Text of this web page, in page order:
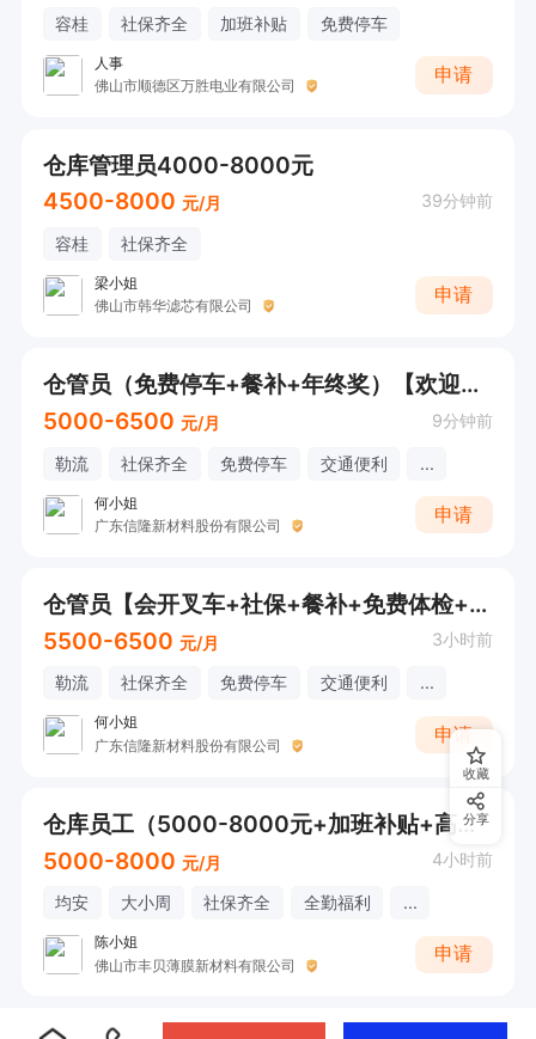
容桂 社保齐全 加班补贴 免费停车
人事
佛山市顺德区万胜电业有限公司
申请
仓库管理员4000-8000元
4500-8000 元/月 39分钟前
容桂 社保齐全
梁小姐
佛山市韩华滤芯有限公司
申请
仓管员（免费停车+餐补+年终奖）【欢迎电话/微信咨询！】
5000-6500 元/月 9分钟前
勒流 社保齐全 免费停车 交通便利 ...
何小姐
广东信隆新材料股份有限公司
申请
仓管员【会开叉车+社保+餐补+免费体检+年终奖+工龄奖+免费停车】【欢迎电话/微信咨询！】
5500-6500 元/月 3小时前
勒流 社保齐全 免费停车 交通便利 ...
何小姐
广东信隆新材料股份有限公司
申请
仓库员工（5000-8000元+加班补贴+高温补贴+每月奖励））
5000-8000 元/月 4小时前
均安 大小周 社保齐全 全勤福利 ...
陈小姐
佛山市丰贝薄膜新材料有限公司
申请
收藏
分享